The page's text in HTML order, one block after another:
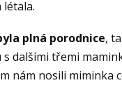
létala.
plná porodnice,
dalšími třemi
nám nosili miminka